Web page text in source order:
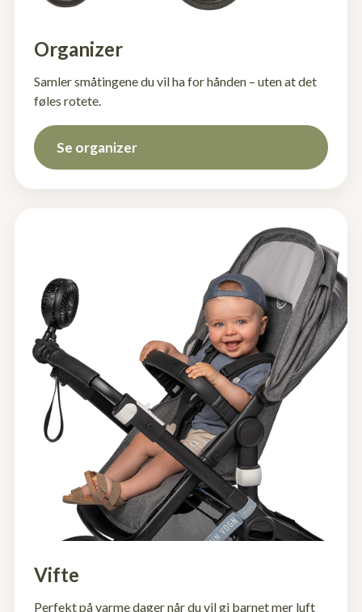
Organizer
Samler småtingene du vil ha for hånden – uten at det
føles rotete.
Se organizer
Vifte
Perfekt på varme dager når du vil gi barnet mer luft